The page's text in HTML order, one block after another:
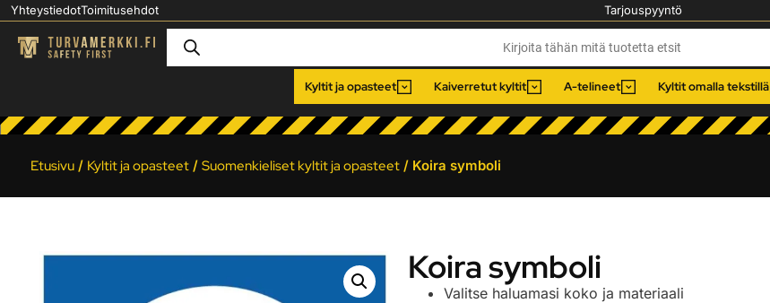
YhteystiedotToimitusehdot Tarjouspyyntö
Kyltit ja opasteet Kaiverretut kyltit A-telineet Kyltit omalla tekstillä
Etusivu/ Kyltit ja opasteet/ Suomenkieliset kyltit ja opasteet/ Koira symboli
Koira symboli
Valitse haluamasi koko ja materiaali